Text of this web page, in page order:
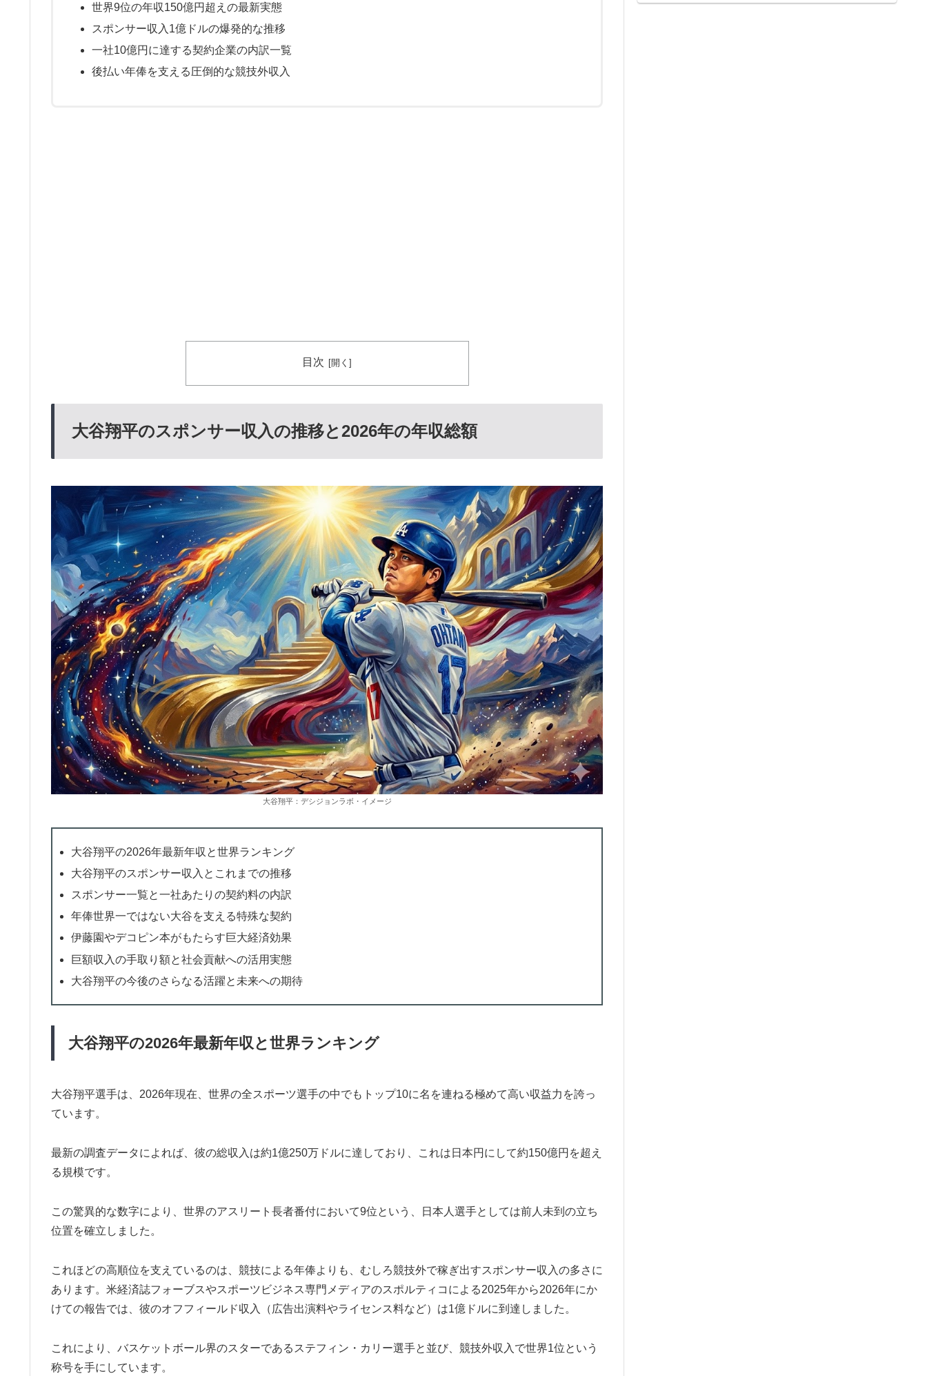
世界9位の年収150億円超えの最新実態
スポンサー収入1億ドルの爆発的な推移
一社10億円に達する契約企業の内訳一覧
後払い年俸を支える圧倒的な競技外収入
目次
大谷翔平のスポンサー収入の推移と2026年の年収総額
大谷翔平：デシジョンラボ・イメージ
大谷翔平の2026年最新年収と世界ランキング
大谷翔平のスポンサー収入とこれまでの推移
スポンサー一覧と一社あたりの契約料の内訳
年俸世界一ではない大谷を支える特殊な契約
伊藤園やデコピン本がもたらす巨大経済効果
巨額収入の手取り額と社会貢献への活用実態
大谷翔平の今後のさらなる活躍と未来への期待
大谷翔平の2026年最新年収と世界ランキング
大谷翔平選手は、2026年現在、世界の全スポーツ選手の中でもトップ10に名を連ねる極めて高い収益力を誇っ
ています。
最新の調査データによれば、彼の総収入は約1億250万ドルに達しており、これは日本円にして約150億円を超え
る規模です。
この驚異的な数字により、世界のアスリート長者番付において9位という、日本人選手としては前人未到の立ち
位置を確立しました。
これほどの高順位を支えているのは、競技による年俸よりも、むしろ競技外で稼ぎ出すスポンサー収入の多さに
あります。米経済誌フォーブスやスポーツビジネス専門メディアのスポルティコによる2025年から2026年にか
けての報告では、彼のオフフィールド収入（広告出演料やライセンス料など）は1億ドルに到達しました。
これにより、バスケットボール界のスターであるステフィン・カリー選手と並び、競技外収入で世界1位という
称号を手にしています。